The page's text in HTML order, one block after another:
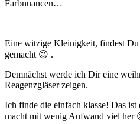
Farbnuancen…
Eine witzige Kleinigkeit, findest
gemacht 😉 .
Demnächst werde ich Dir eine
Reagenzgläser zeigen.
Ich finde die einfach klasse! Das ist
macht mit wenig Aufwand viel her